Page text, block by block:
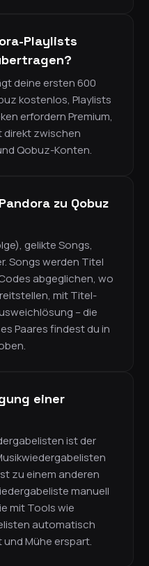
Playlists
deine ersten 600
kostenlos, Playlists
erfordern Premium,
direkt zwischen
Qobuz-Konten.
zu Qobuz
gelikte Songs,
Songs werden Titel
abgeglichen, wo
mit Titel-
– die
Paares findest du in
einer
ist der
zu einem anderen
manuell
mit Tools wie
automatisch
Mühe erspart.